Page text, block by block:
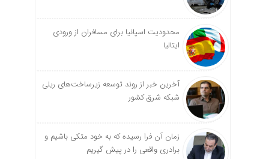
محدودیت اسپانیا برای مسافران از ورودی
ایتالیا
آخرین خبر از روند توسعه زیرساخت‌های ریلی
شبکه شرق کشور
زمان آن فرا رسیده که به خود متکی باشیم و
برادری واقعی را در پیش گیریم